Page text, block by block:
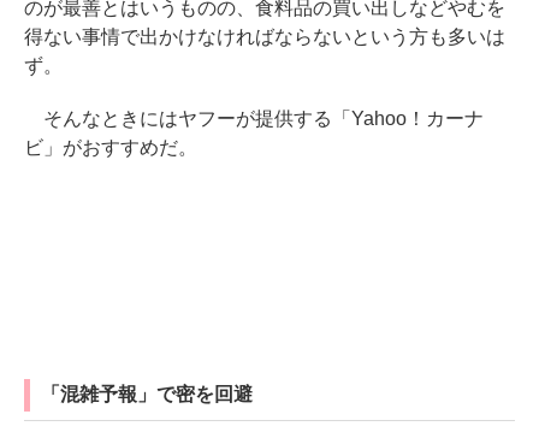
のが最善とはいうものの、食料品の買い出しなどやむを
得ない事情で出かけなければならないという方も多いは
ず。
そんなときにはヤフーが提供する「Yahoo！カーナ
ビ」がおすすめだ。
「混雑予報」で密を回避